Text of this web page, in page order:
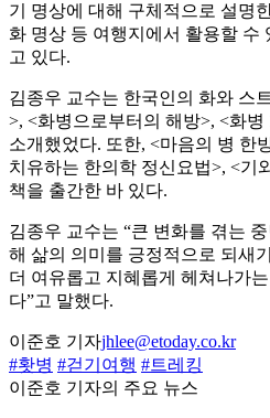
기 명상에 대해 구체적으로 설명
화 명상 등 여행지에서 활용할 수
고 있다.
김종우 교수는 한국인의 화와 스
>, <화병으로부터의 해방>, <화병
소개했었다. 또한, <마음의 병 한
치유하는 한의학 정신요법>, <기
책을 출간한 바 있다.
김종우 교수는 “큰 변화를 겪는
해 삶의 의미를 긍정적으로 되새
더 여유롭고 지혜롭게 헤쳐나가
다”고 말했다.
이준호 기자jhlee@etoday.co.kr
#홧병 #걷기여행 #트레킹
이준호 기자의 주요 뉴스